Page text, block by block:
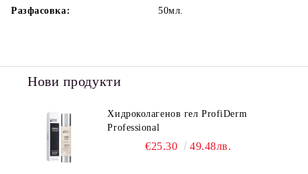
Разфасовка:
50мл.
Нови продукти
Хидроколагенов гел ProfiDerm
Professional
€25.30 49.48лв.